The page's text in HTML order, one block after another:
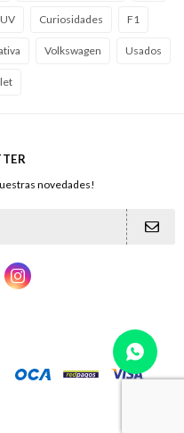
Curiosidades F1
Volkswagen Usados
novedades!
